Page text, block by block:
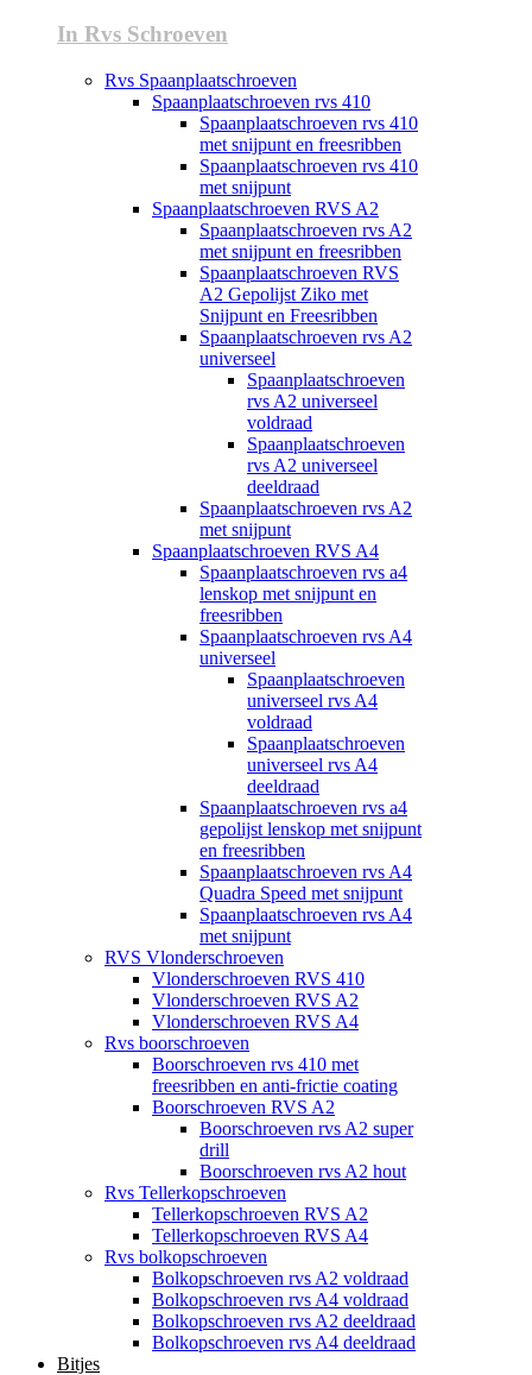
In Rvs Schroeven
Rvs Spaanplaatschroeven
Spaanplaatschroeven rvs 410
Spaanplaatschroeven rvs 410
met snijpunt en freesribben
Spaanplaatschroeven rvs 410
met snijpunt
Spaanplaatschroeven RVS A2
Spaanplaatschroeven rvs A2
met snijpunt en freesribben
Spaanplaatschroeven RVS
A2 Gepolijst Ziko met
Snijpunt en Freesribben
Spaanplaatschroeven rvs A2
universeel
Spaanplaatschroeven
rvs A2 universeel
voldraad
Spaanplaatschroeven
rvs A2 universeel
deeldraad
Spaanplaatschroeven rvs A2
met snijpunt
Spaanplaatschroeven RVS A4
Spaanplaatschroeven rvs a4
lenskop met snijpunt en
freesribben
Spaanplaatschroeven rvs A4
universeel
Spaanplaatschroeven
universeel rvs A4
voldraad
Spaanplaatschroeven
universeel rvs A4
deeldraad
Spaanplaatschroeven rvs a4
gepolijst lenskop met snijpunt
en freesribben
Spaanplaatschroeven rvs A4
Quadra Speed met snijpunt
Spaanplaatschroeven rvs A4
met snijpunt
RVS Vlonderschroeven
Vlonderschroeven RVS 410
Vlonderschroeven RVS A2
Vlonderschroeven RVS A4
Rvs boorschroeven
Boorschroeven rvs 410 met
freesribben en anti-frictie coating
Boorschroeven RVS A2
Boorschroeven rvs A2 super
drill
Boorschroeven rvs A2 hout
Rvs Tellerkopschroeven
Tellerkopschroeven RVS A2
Tellerkopschroeven RVS A4
Rvs bolkopschroeven
Bolkopschroeven rvs A2 voldraad
Bolkopschroeven rvs A4 voldraad
Bolkopschroeven rvs A2 deeldraad
Bolkopschroeven rvs A4 deeldraad
Bitjes